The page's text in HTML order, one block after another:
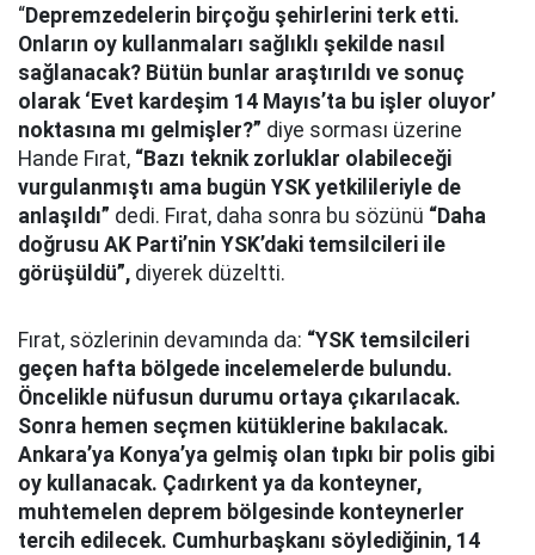
“Depremzedelerin birçoğu şehirlerini terk etti.
Onların oy kullanmaları sağlıklı şekilde nasıl
sağlanacak? Bütün bunlar araştırıldı ve sonuç
olarak ‘Evet kardeşim 14 Mayıs’ta bu işler oluyor’
noktasına mı gelmişler?” diye sorması üzerine
Hande Fırat, “Bazı teknik zorluklar olabileceği
vurgulanmıştı ama bugün YSK yetkilileriyle de
anlaşıldı” dedi. Fırat, daha sonra bu sözünü “Daha
doğrusu AK Parti’nin YSK’daki temsilcileri ile
görüşüldü”, diyerek düzeltti.
Fırat, sözlerinin devamında da: “YSK temsilcileri
geçen hafta bölgede incelemelerde bulundu.
Öncelikle nüfusun durumu ortaya çıkarılacak.
Sonra hemen seçmen kütüklerine bakılacak.
Ankara’ya Konya’ya gelmiş olan tıpkı bir polis gibi
oy kullanacak. Çadırkent ya da konteyner,
muhtemelen deprem bölgesinde konteynerler
tercih edilecek. Cumhurbaşkanı söylediğinin, 14